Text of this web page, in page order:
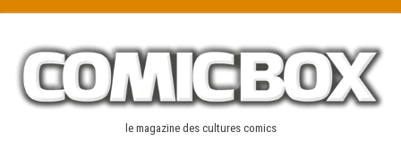
content
le magazine des cultures comics